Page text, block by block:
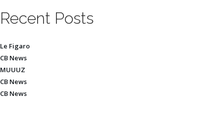
Recent Posts
Le Figaro
CB News
MUUUZ
CB News
CB News